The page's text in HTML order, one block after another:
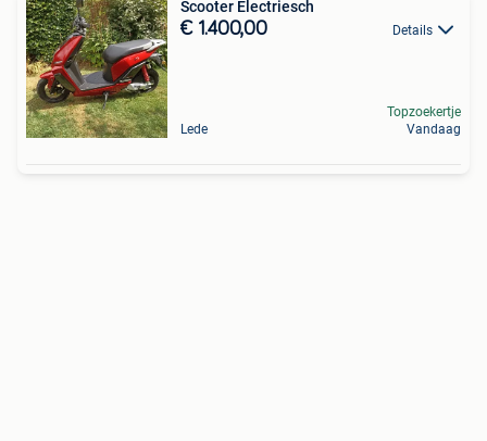
Scooter Electriesch
€ 1.400,00 Details
Lede
Topzoekertje
Vandaag